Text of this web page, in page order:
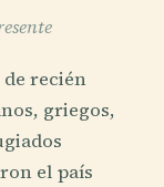
de recién
griegos,
el país